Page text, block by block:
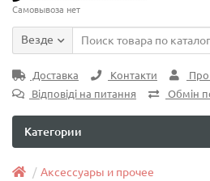
Самовывоза нет
Везде
Доставка Контакти Про
Відповіді на питання
Обмін
Категории
Аксессуары и прочее